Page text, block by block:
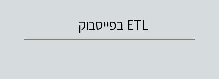
ETL בפייסבוק